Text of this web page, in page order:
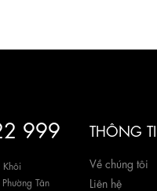
999
Tân
THÔNG
Về chúng tôi
Liên hệ